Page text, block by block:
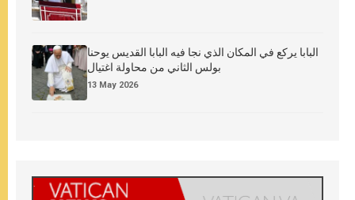
البابا يركع في المكان الذي نجا فيه البابا القديس يوحنا
بولس الثاني من محاولة اغتيال
13 May 2026